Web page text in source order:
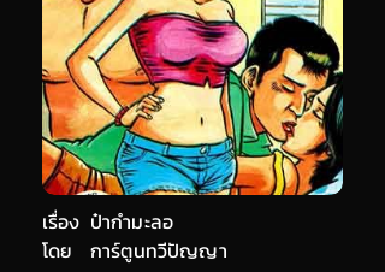
เรื่อง ป๋ากำมะลอ
การ์ตูนทวีปัญญา
โดย